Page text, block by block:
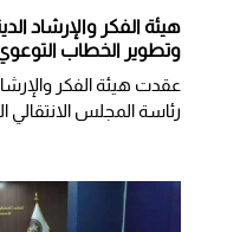
هيئة الفكر والإرشاد
وتطوير الخطاب
عقدت هيئة الفكر
رئاسة المجلس الانتقالي